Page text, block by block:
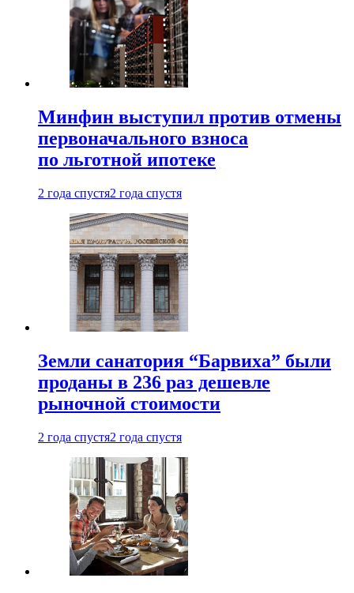
Минфин выступил против отмены
первоначального взноса
по льготной ипотеке
2 года спустя2 года спустя
Земли санатория “Барвиха” были
проданы в 236 раз дешевле
рыночной стоимости
2 года спустя2 года спустя